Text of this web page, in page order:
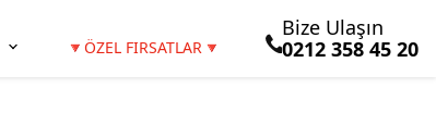
🔻ÖZEL FIRSATLAR🔻
Bize Ulaşın
0212 358 45 20